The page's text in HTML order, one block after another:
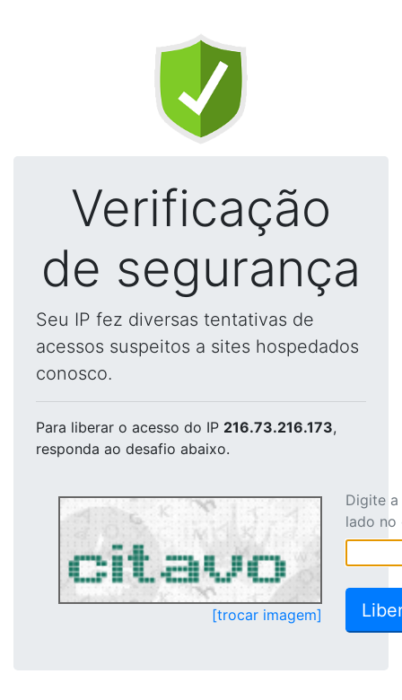
Verificação
de segurança
Seu IP fez diversas tentativas de
acessos suspeitos a sites hospedados
conosco.
Para liberar o acesso do IP 216.73.216.173,
responda ao desafio abaixo.
[trocar imagem]
Digite
lado no